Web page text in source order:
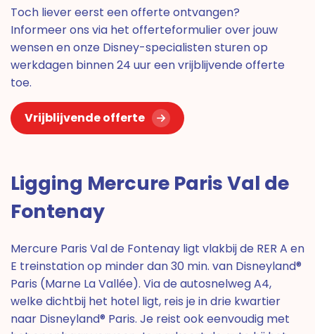
Toch liever eerst een offerte ontvangen?
Informeer ons via het offerteformulier over jouw
wensen en onze Disney-specialisten sturen op
werkdagen binnen 24 uur een vrijblijvende offerte
toe.
Vrijblijvende offerte
Ligging Mercure Paris Val de
Fontenay
Mercure Paris Val de Fontenay ligt vlakbij de RER A en
E treinstation op minder dan 30 min. van Disneyland®
Paris (Marne La Vallée). Via de autosnelweg A4,
welke dichtbij het hotel ligt, reis je in drie kwartier
naar Disneyland® Paris. Je reist ook eenvoudig met